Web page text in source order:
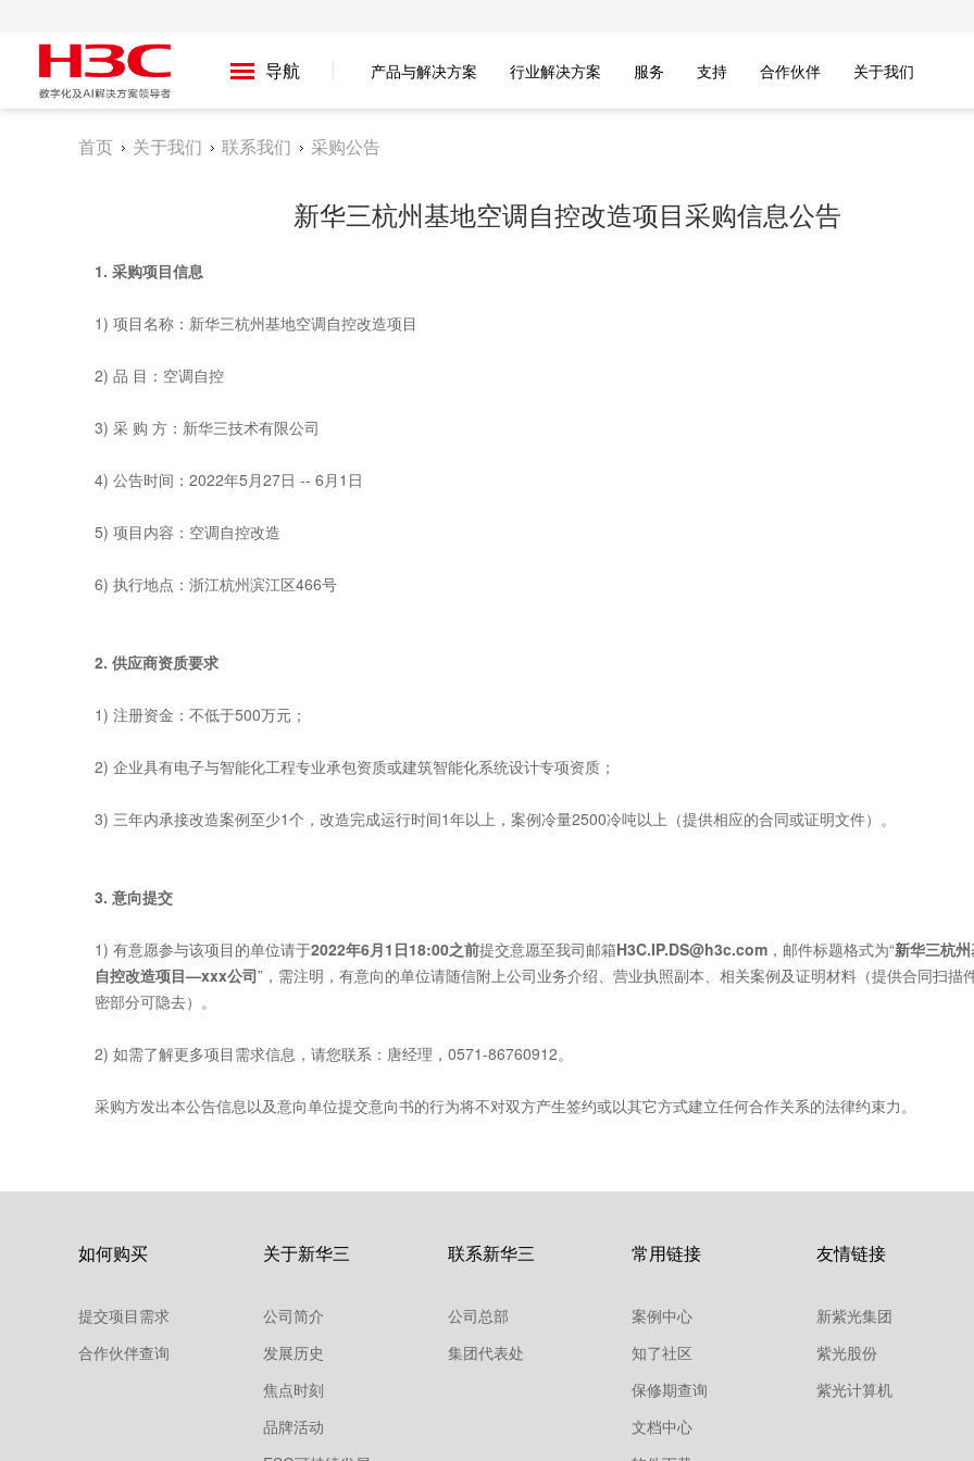
导航 产品与解决方案 行业解决方案 服务 支持 合作伙伴 关于我们
首页 关于我们 联系我们 采购公告
新华三杭州基地空调自控改造项目采购信息公告
1. 采购项目信息
1) 项目名称：新华三杭州基地空调自控改造项目
2) 品 目：空调自控
3) 采 购 方：新华三技术有限公司
4) 公告时间：2022年5月27日 -- 6月1日
5) 项目内容：空调自控改造
6) 执行地点：浙江杭州滨江区466号
2. 供应商资质要求
1) 注册资金：不低于500万元；
2) 企业具有电子与智能化工程专业承包资质或建筑智能化系统设计专项资质；
3) 三年内承接改造案例至少1个，改造完成运行时间1年以上，案例冷量2500冷吨以上（提供相应的合同或证明文件）。
3. 意向提交
1) 有意愿参与该项目的单位请于2022年6月1日18:00之前提交意愿至我司邮箱H3C.IP.DS@h3c.com ，邮件标题格式为“新华三杭
自控改造项目—xxx公司”，需注明，有意向的单位请随信附上公司业务介绍、营业执照副本、相关案例及证明材料（提供合同扫描
密部分可隐去）。
2) 如需了解更多项目需求信息，请您联系：唐经理，0571-86760912。
采购方发出本公告信息以及意向单位提交意向书的行为将不对双方产生签约或以其它方式建立任何合作关系的法律约束力。
如何购买
提交项目需求
合作伙伴查询
关于新华三
公司简介
发展历史
焦点时刻
品牌活动
联系新华三
公司总部
集团代表处
常用链接
案例中心
知了社区
保修期查询
文档中心
友情链接
新紫光集团
紫光股份
紫光计算机